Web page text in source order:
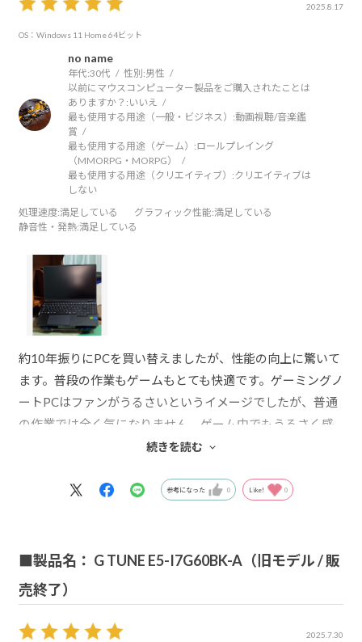
2025.8.17
OS：Windows 11 Home 64ビット
no name
年代:30代 性別:男性
以前にマウスコンピューター製品をご購入されたことは
ありますか？: いいえ
最も使用する用途（一般・ビジネス）:動画視聴/音楽鑑
賞
最も使用する用途（ゲーム）:ロールプレイング
（MMORPG・MORPG）
最も使用する用途（クリエイティブ）:クリエイティブは
しない
処理速度:満足している グラフィック性能:満足している
静音性・発熱:満足している
約10年振りにPCを買い替えましたが、性能の向上に驚いて
ます。普段の作業もゲームもとても快適です。ゲーミングノ
ートPCはファンがうるさいというイメージでしたが、普通
の作業では全く気になりません。ゲーム中でもうるさく感
じるほどでは無く、快適にプレイできます。この機種を選
でこのコンパクト感と軽量化はとても感動です。
続きを読む
参考になった 0 Like! 0
■製品名： G TUNE E5-I7G60BK-A（旧モデル / 販
売終了）
2025.7.30